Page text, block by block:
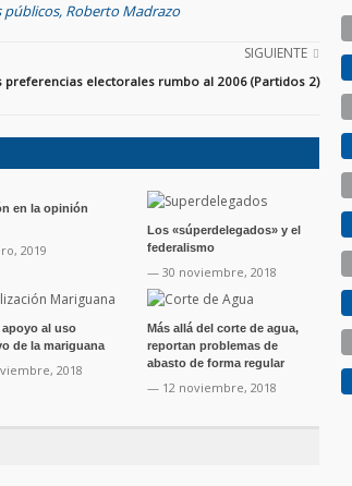
públicos, Roberto Madrazo
SIGUIENTE
preferencias electorales rumbo al 2006 (Partidos 2)
en la opinión
2019
Los «súperdelegados» y el
federalismo
— 30 noviembre, 2018
apoyo al uso
de la mariguana
2018
Más allá del corte de agua,
reportan problemas de
abasto de forma regular
— 12 noviembre, 2018